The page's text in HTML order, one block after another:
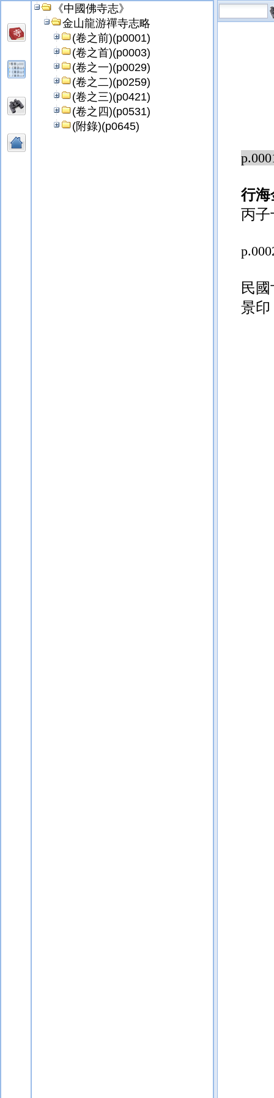
《中國佛寺志》
金山龍游禪寺志略
(卷之前)(p0001)
(卷之首)(p0003)
(卷之一)(p0029)
(卷之二)(p0259)
(卷之三)(p0421)
(卷之四)(p0531)
(附錄)(p0645)
行海
丙子
民
景印